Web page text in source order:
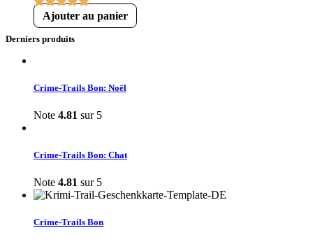
Ajouter au panier
Derniers produits
Crime-Trails Bon: Noël
Note 4.81 sur 5
Crime-Trails Bon: Chat
Note 4.81 sur 5
Crime-Trails Bon